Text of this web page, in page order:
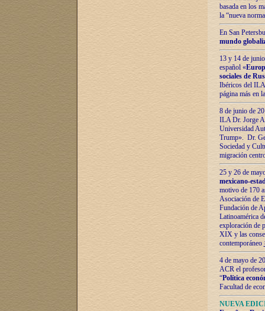
basada en los
la “nueva
En San
mundo
13 y 14 de
español «
sociales de
Ibéricos del ILA
página más en
8 de junio de
ILA Dr. Jorge
Universidad
Trump». Dr.
Sociedad y
migración
25 y 26 de
mexicano-
motivo de 170
Asociación de
Fundación de
Latinoamérica
exploración de
XIX y las
contemporáneo
4 de mayo de
ACR el
“Política
Facultad de
NUEVA